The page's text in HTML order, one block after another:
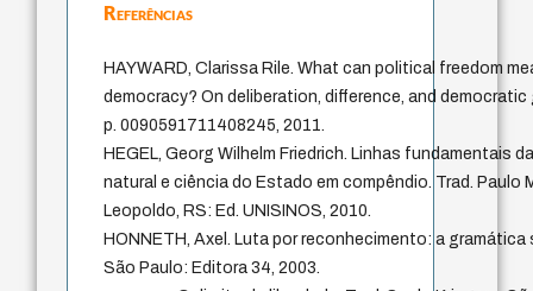
Referências
HAYWARD, Clarissa Rile. What can political freedom
democracy? On deliberation, difference, and
p. 0090591711408245, 2011.
HEGEL, Georg Wilhelm Friedrich. Linhas fundamentais
natural e ciência do Estado em compêndio. Trad. Paulo
Leopoldo, RS: Ed. UNISINOS, 2010.
HONNETH, Axel. Luta por reconhecimento: a
São Paulo: Editora 34, 2003.